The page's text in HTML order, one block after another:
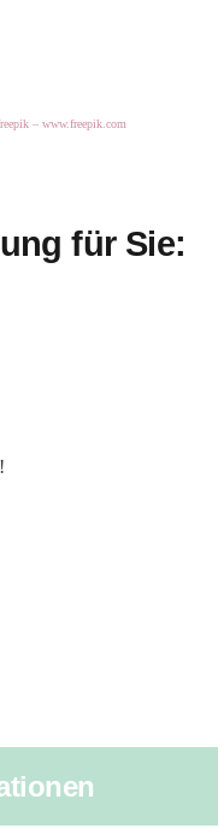
– www.freepik.com
für Sie: